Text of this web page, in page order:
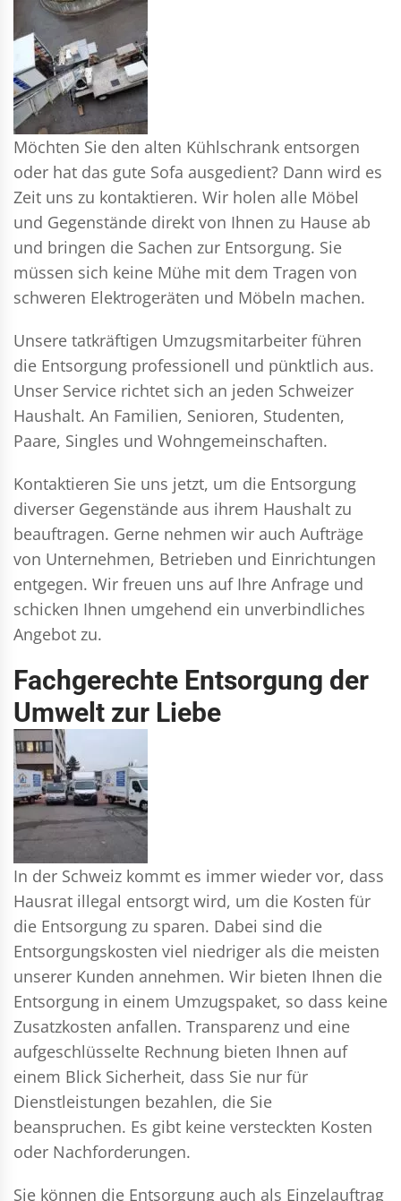
Möchten Sie den alten Kühlschrank entsorgen
oder hat das gute Sofa ausgedient? Dann wird es
Zeit uns zu kontaktieren. Wir holen alle Möbel
und Gegenstände direkt von Ihnen zu Hause ab
und bringen die Sachen zur Entsorgung. Sie
müssen sich keine Mühe mit dem Tragen von
schweren Elektrogeräten und Möbeln machen.
Unsere tatkräftigen Umzugsmitarbeiter führen
die Entsorgung professionell und pünktlich aus.
Unser Service richtet sich an jeden Schweizer
Haushalt. An Familien, Senioren, Studenten,
Paare, Singles und Wohngemeinschaften.
Kontaktieren Sie uns jetzt, um die Entsorgung
diverser Gegenstände aus ihrem Haushalt zu
beauftragen. Gerne nehmen wir auch Aufträge
von Unternehmen, Betrieben und Einrichtungen
entgegen. Wir freuen uns auf Ihre Anfrage und
schicken Ihnen umgehend ein unverbindliches
Angebot zu.
Fachgerechte Entsorgung der
Umwelt zur Liebe
In der Schweiz kommt es immer wieder vor, dass
Hausrat illegal entsorgt wird, um die Kosten für
die Entsorgung zu sparen. Dabei sind die
Entsorgungskosten viel niedriger als die meisten
unserer Kunden annehmen. Wir bieten Ihnen die
Entsorgung in einem Umzugspaket, so dass keine
Zusatzkosten anfallen. Transparenz und eine
aufgeschlüsselte Rechnung bieten Ihnen auf
einem Blick Sicherheit, dass Sie nur für
Dienstleistungen bezahlen, die Sie
beanspruchen. Es gibt keine versteckten Kosten
oder Nachforderungen.
Sie können die Entsorgung auch als Einzelauftrag